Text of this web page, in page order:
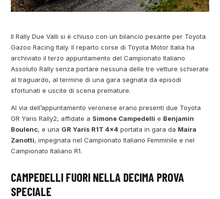
Il Rally Due Valli si è chiuso con un bilancio pesante per Toyota
Gazoo Racing Italy. Il reparto corse di Toyota Motor Italia ha
archiviato il terzo appuntamento del Campionato Italiano
Assoluto Rally senza portare nessuna delle tre vetture schierate
al traguardo, al termine di una gara segnata da episodi
sfortunati e uscite di scena premature.
Al via dell’appuntamento veronese erano presenti due Toyota
GR Yaris Rally2, affidate a Simone Campedelli e Benjamin
Boulenc, e una GR Yaris R1T 4×4 portata in gara da Maira
Zanotti, impegnata nel Campionato Italiano Femminile e nel
Campionato Italiano R1.
CAMPEDELLI FUORI NELLA DECIMA PROVA
SPECIALE